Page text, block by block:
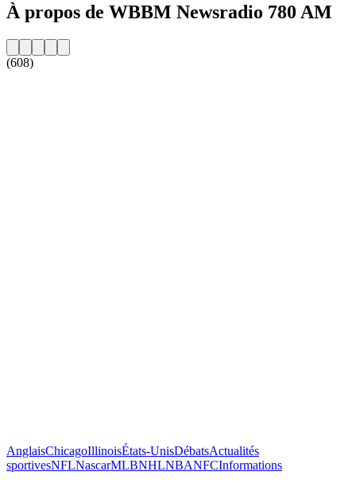
À propos de WBBM Newsradio 780 AM
(608)
AnglaisChicagoIllinoisÉtats-UnisDébatsActualités
sportivesNFLNascarMLBNHLNBANFCInformations